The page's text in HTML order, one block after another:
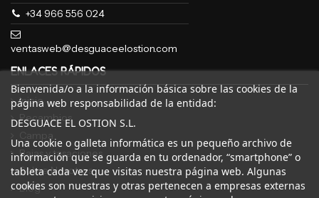
+34 966 556 024
ventasweb@desguaceelostion.com
ENLACES RÁPIDOS
Inicio
Recambios
Bajas y tasaciones
Sobre Nosotros
Blog
Bienvenida/o a la información básica sobre las cookies de la
página web responsabilidad de la entidad:
DESGUACE EL OSTION S.L.
Una cookie o galleta informática es un pequeño archivo de
información que se guarda en tu ordenador, “smartphone” o
tableta cada vez que visitas nuestra página web. Algunas
cookies son nuestras y otras pertenecen a empresas externas